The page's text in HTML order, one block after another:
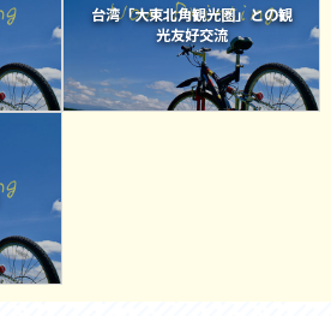
台湾「大東北角観光圏」との観
光友好交流